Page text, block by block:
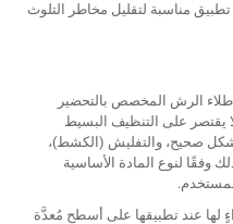
مناسبة لتقليل مخاطر التلوث
طلاء الرش المخصص بالتحضير
يقتصر على التنظيف البسيط
صحيح، والتفليش (الكشط)،
وفقًا لنوع المادة الأساسية
عند تطبيقها على أسطح مُعدَّة